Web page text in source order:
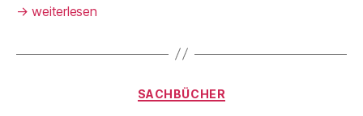
→ weiterlesen
Kategorien
SACHBÜCHER